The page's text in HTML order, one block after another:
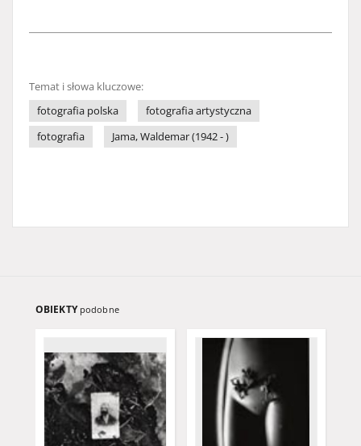
Temat i słowa kluczowe:
fotografia polska
fotografia artystyczna
fotografia
Jama, Waldemar (1942 - )
OBIEKTY podobne